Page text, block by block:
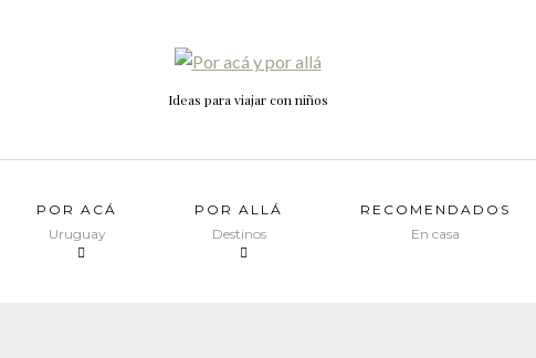
Ideas para viajar con niños
POR ACÁ
Uruguay
POR ALLÁ
Destinos
RECOMENDADOS
En casa